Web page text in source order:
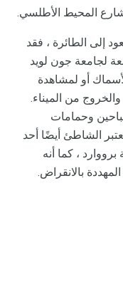
إلى الطائرة ، فقد
لجامعة جون لويد
أو لمشاهدة
من الميناء.
وحمامات
الشاطئ أيضًا أحد
، كما أنه
بالانقراض.